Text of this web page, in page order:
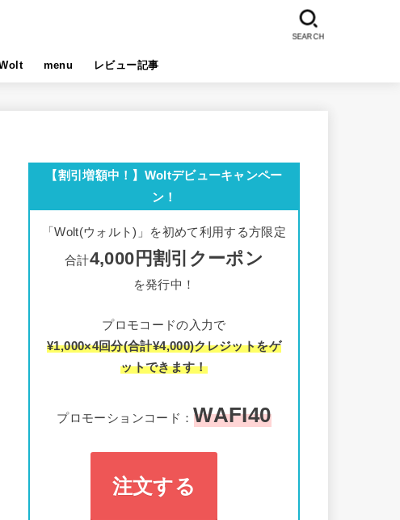
menu レビュー記事
SEARCH
【割引増額中！】Woltデビューキャンペー
ン！
「Wolt(ウォルト)」を初めて利用する方限定
合計4,000円割引クーポン
を発行中！
プロモコードの入力で
¥1,000×4回分(合計¥4,000)クレジットをゲ
ットできます！
プロモーションコード： WAFI40
注文する